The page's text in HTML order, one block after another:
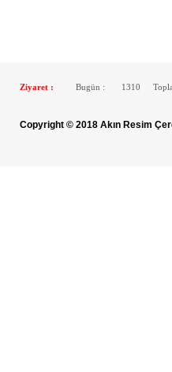
Ziyaret : Bugün : 1310
Copyright © 2018 Akın Resim